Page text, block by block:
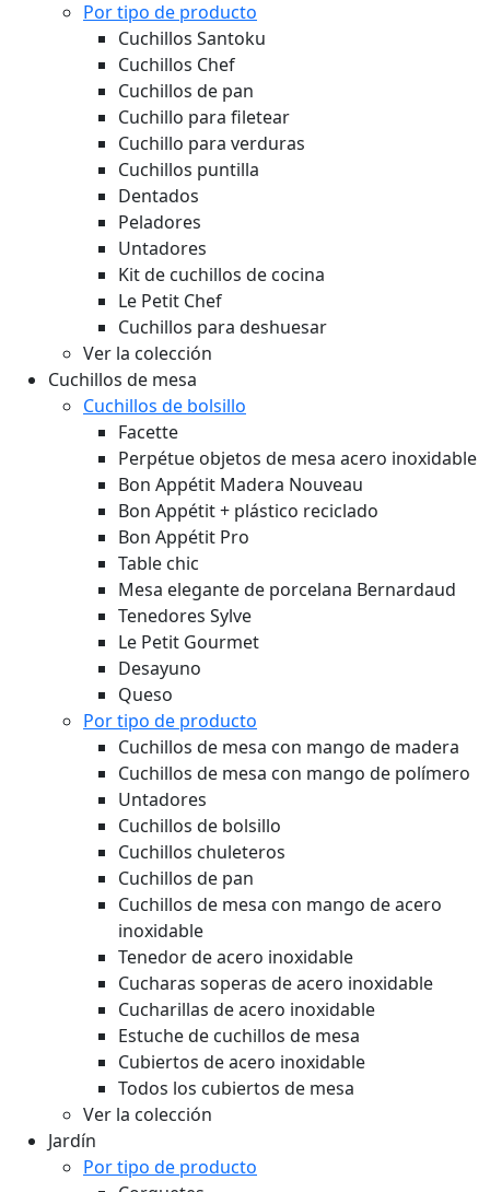
Por tipo de producto
Cuchillos Santoku
Cuchillos Chef
Cuchillos de pan
Cuchillo para filetear
Cuchillo para verduras
Cuchillos puntilla
Dentados
Peladores
Untadores
Kit de cuchillos de cocina
Le Petit Chef
Cuchillos para deshuesar
Ver la colección
Cuchillos de mesa
Cuchillos de bolsillo
Facette
Perpétue objetos de mesa acero inoxidable
Bon Appétit Madera Nouveau
Bon Appétit + plástico reciclado
Bon Appétit Pro
Table chic
Mesa elegante de porcelana Bernardaud
Tenedores Sylve
Le Petit Gourmet
Desayuno
Queso
Por tipo de producto
Cuchillos de mesa con mango de madera
Cuchillos de mesa con mango de polímero
Untadores
Cuchillos de bolsillo
Cuchillos chuleteros
Cuchillos de pan
Cuchillos de mesa con mango de acero
inoxidable
Tenedor de acero inoxidable
Cucharas soperas de acero inoxidable
Cucharillas de acero inoxidable
Estuche de cuchillos de mesa
Cubiertos de acero inoxidable
Todos los cubiertos de mesa
Ver la colección
Jardín
Por tipo de producto